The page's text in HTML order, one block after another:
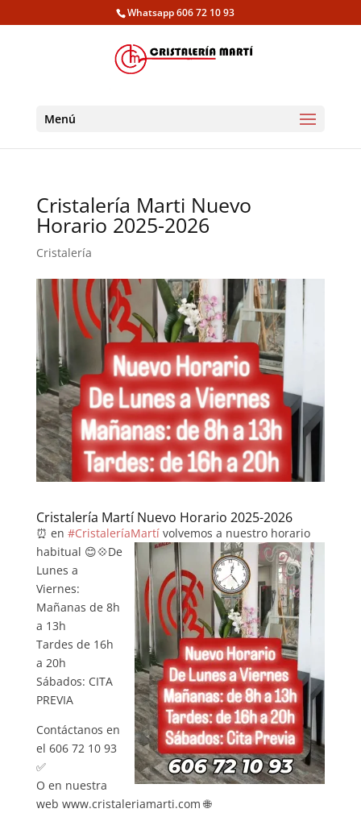
Whatsapp 606 72 10 93
Menú
Cristalería Marti Nuevo
Horario 2025-2026
Cristalería
Cristalería Martí Nuevo Horario 2025-2026
⏰ en #CristaleríaMartívolvemos a nuestro horario
habitual 😊💠De
Lunes a
Viernes:
Mañanas de 8h
a 13h
Tardes de 16h
a 20h
Sábados: CITA
PREVIA
Contáctanos en
el 606 72 10 93
✅
O en nuestra
web www.cristaleriamarti.com 🌐